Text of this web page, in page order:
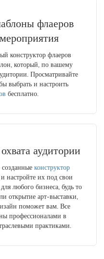
флаеров
конструктор флаеров
который, по вашему
Просматривайте
выбрать и настроить
бесплатно.
аудитории
конструктор
настройте их под свои
любого бизнеса, будь то
открытие арт-выставки,
поможет вам. Все
профессионалами в
практиками.